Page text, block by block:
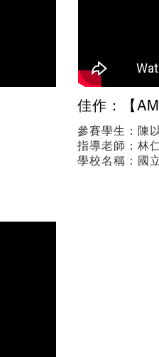
佳作：【
參賽學生：陳
指導老師：林
學校名稱：國